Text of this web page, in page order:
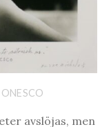
avslöjas, men